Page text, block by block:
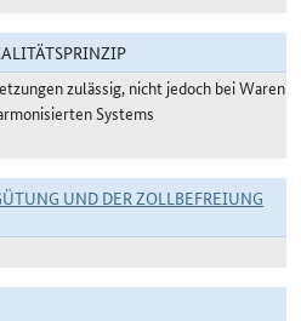
zulässig, nicht jedoch bei Waren
Systems
UND DER ZOLLBEFREIUNG